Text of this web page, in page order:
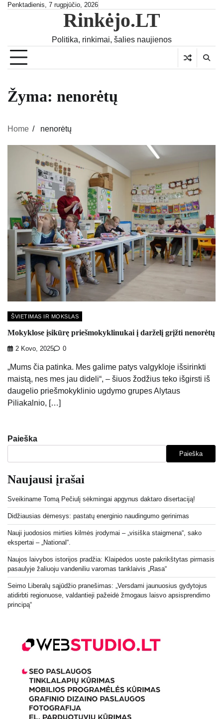
SkipPenktadienis, 7 rugpjūčio, 2026
Rinkėjo.LT
Politika, rinkimai, šalies naujienos
Žyma: nenorėtų
Home nenorėtų
ŠVIETIMAS IR MOKSLAS
Mokyklose įsikūrę priešmokyklinukai į darželį grįžti nenorėtų
2 Kovo, 2025 0
„Mums čia patinka. Mes galime patys valgykloje išsirinkti
maistą, nes mes jau dideli“, – šiuos žodžius teko išgirsti iš
daugelio priešmokyklinio ugdymo grupes Alytaus
Piliakalnio, […]
Paieška
Paieška
Naujausi įrašai
Sveikiname Tomą Pečiulį sėkmingai apgynus daktaro disertaciją!
Didžiausias dėmesys: pastatų energinio naudingumo gerinimas
Nauji juodosios mirties kilmės įrodymai – „visiška staigmena“, sako
ekspertai – „National“.
Naujos laivybos istorijos pradžia: Klaipėdos uoste pakrikštytas pirmasis
pasaulyje žaliuoju vandeniliu varomas tanklaivis „Rasa“
Seimo Liberalų sąjūdžio pranešimas: „Versdami jaunuosius gydytojus
atidirbti regionuose, valdantieji pažeidė žmogaus laisvo apsisprendimo
principą“